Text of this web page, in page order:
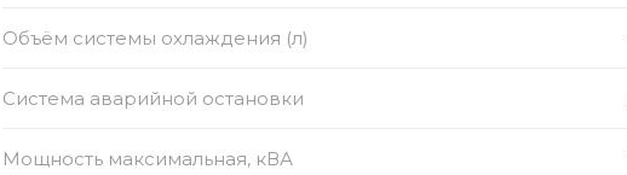
Объём системы охлаждения (л)
Система аварийной остановки
Мощность максимальная, кВА